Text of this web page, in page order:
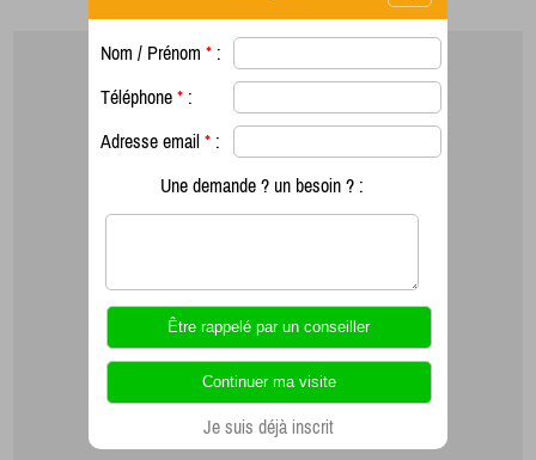
Nom / Prénom * :
Téléphone * :
Adresse email * :
Une demande ? un besoin ? :
Je suis déjà inscrit